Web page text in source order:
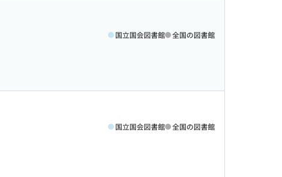
国立国会図書館 全国の図書館
国立国会図書館 全国の図書館